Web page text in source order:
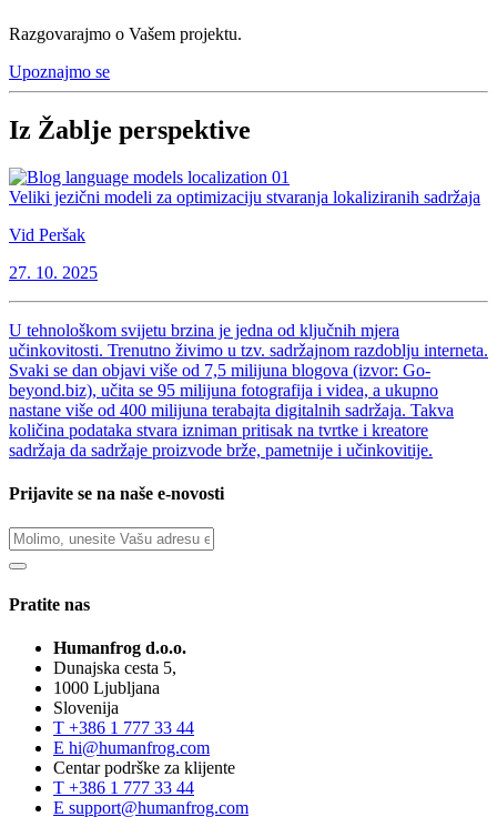
Razgovarajmo o Vašem projektu.
Upoznajmo se
Iz Žablje perspektive
Veliki jezični modeli za optimizaciju stvaranja lokaliziranih sadržaja
Vid Peršak
27. 10. 2025
U tehnološkom svijetu brzina je jedna od ključnih mjera
učinkovitosti. Trenutno živimo u tzv. sadržajnom razdoblju interneta.
Svaki se dan objavi više od 7,5 milijuna blogova (izvor: Go-
beyond.biz), učita se 95 milijuna fotografija i videa, a ukupno
nastane više od 400 milijuna terabajta digitalnih sadržaja. Takva
količina podataka stvara izniman pritisak na tvrtke i kreatore
sadržaja da sadržaje proizvode brže, pametnije i učinkovitije.
Prijavite se na naše e-novosti
Pratite nas
Humanfrog d.o.o.
Dunajska cesta 5,
1000 Ljubljana
Slovenija
T +386 1 777 33 44
E hi@humanfrog.com
Centar podrške za klijente
T +386 1 777 33 44
E support@humanfrog.com